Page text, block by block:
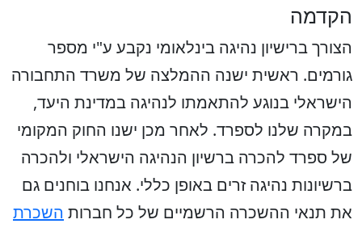
הקדמה
הצורך ברישיון נהיגה בינלאומי נקבע ע"י מספר
גורמים. ראשית ישנה ההמלצה של משרד התחבורה
הישראלי בנוגע להתאמתו לנהיגה במדינת היעד,
במקרה שלנו לספרד. לאחר מכן ישנו החוק המקומי
של ספרד להכרה ברשיון הנהיגה הישראלי ולהכרה
ברשיונות נהיגה זרים באופן כללי. אנחנו בוחנים גם
את תנאי ההשכרה הרשמיים של כל חברות השכרת